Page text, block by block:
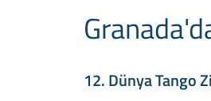
12. Dünya Tango